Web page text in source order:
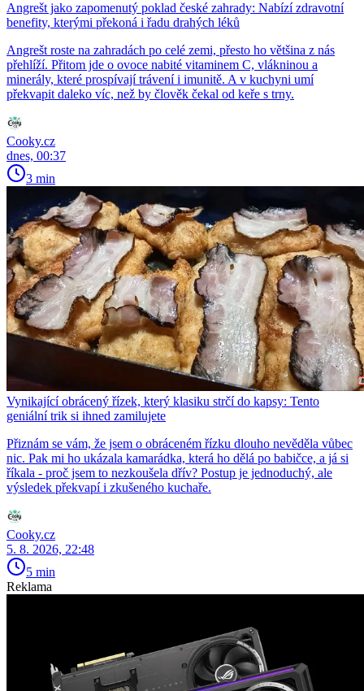
Angrešt jako zapomenutý poklad české zahrady: Nabízí zdravotní
benefity, kterými překoná i řadu drahých léků
Angrešt roste na zahradách po celé zemi, přesto ho většina z nás
přehlíží. Přitom jde o ovoce nabité vitaminem C, vlákninou a
minerály, které prospívají trávení i imunitě. A v kuchyni umí
překvapit daleko víc, než by člověk čekal od keře s trny.
Cooky.cz
dnes, 00:37
3 min
Vynikající obrácený řízek, který klasiku strčí do kapsy: Tento
geniální trik si ihned zamilujete
Přiznám se vám, že jsem o obráceném řízku dlouho nevěděla vůbec
nic. Pak mi ho ukázala kamarádka, která ho dělá po babičce, a já si
říkala - proč jsem to nezkoušela dřív? Postup je jednoduchý, ale
výsledek překvapí i zkušeného kuchaře.
Cooky.cz
5. 8. 2026, 22:48
5 min
Reklama